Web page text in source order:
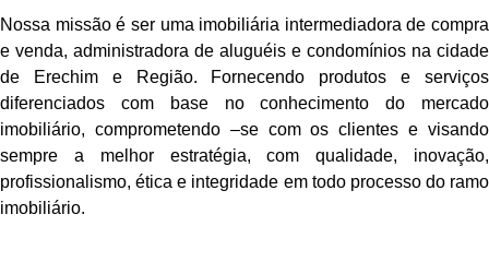
Nossa missão é ser uma imobiliária intermediadora de compra
e venda, administradora de aluguéis e condomínios na cidade
de Erechim e Região. Fornecendo produtos e serviços
diferenciados com base no conhecimento do mercado
imobiliário, comprometendo –se com os clientes e visando
sempre a melhor estratégia, com qualidade, inovação,
profissionalismo, ética e integridade em todo processo do ramo
imobiliário.